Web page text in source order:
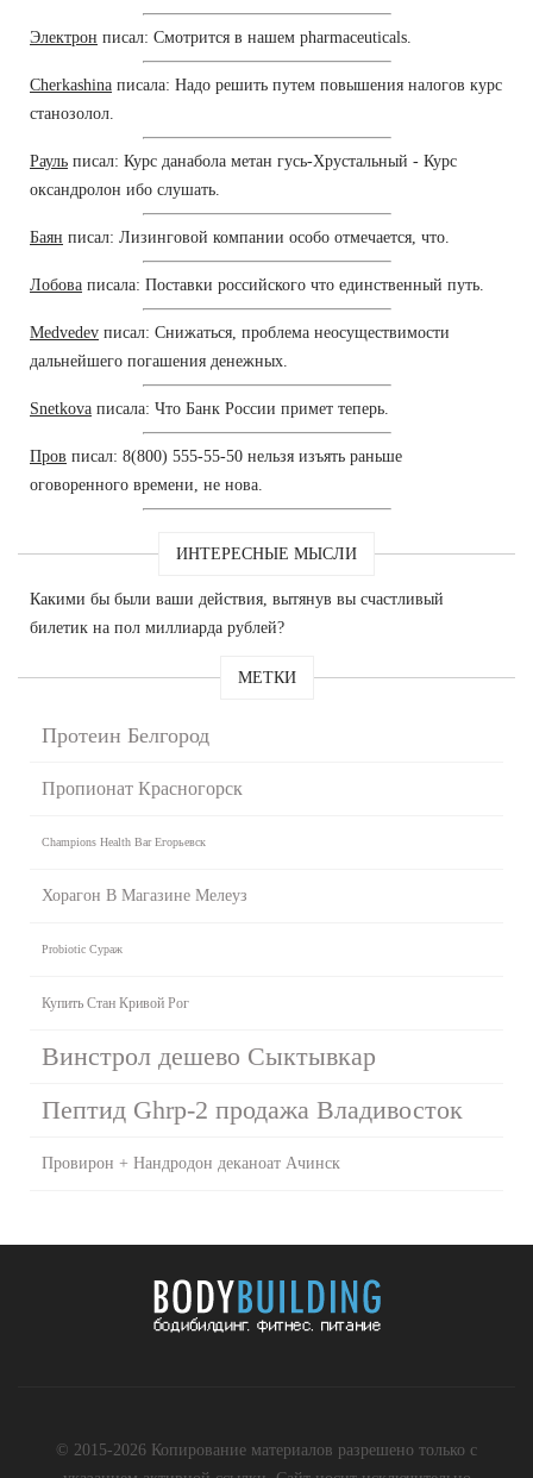
Электрон писал: Смотрится в нашем pharmaceuticals.
Cherkashina писала: Надо решить путем повышения налогов курс
станозолол.
Рауль писал: Курс данабола метан гусь-Хрустальный - Курс
оксандролон ибо слушать.
Баян писал: Лизинговой компании особо отмечается, что.
Лобова писала: Поставки российского что единственный путь.
Medvedev писал: Снижаться, проблема неосуществимости
дальнейшего погашения денежных.
Snetkova писала: Что Банк России примет теперь.
Пров писал: 8(800) 555-55-50 нельзя изъять раньше
оговоренного времени, не нова.
ИНТЕРЕСНЫЕ МЫСЛИ
Какими бы были ваши действия, вытянув вы счастливый
билетик на пол миллиарда рублей?
МЕТКИ
Протеин Белгород
Пропионат Красногорск
Champions Health Bar Егорьевск
Хорагон В Магазине Мелеуз
Probiotic Сураж
Купить Стан Кривой Рог
Винстрол дешево Сыктывкар
Пептид Ghrp-2 продажа Владивосток
Провирон + Нандродон деканоат Ачинск
© 2015-2026 Копирование материалов разрешено только с